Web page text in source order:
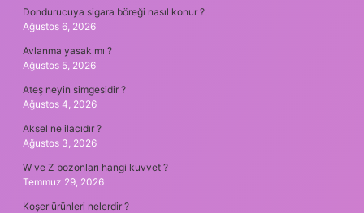
Dondurucuya sigara böreği nasıl konur ?
Ağustos 6, 2026
Avlanma yasak mı ?
Ağustos 5, 2026
Ateş neyin simgesidir ?
Ağustos 4, 2026
Aksel ne ilacıdır ?
Ağustos 3, 2026
W ve Z bozonları hangi kuvvet ?
Temmuz 29, 2026
Koşer ürünleri nelerdir ?